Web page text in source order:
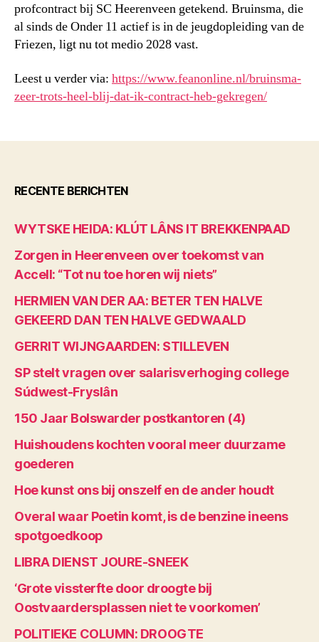
profcontract bij SC Heerenveen getekend. Bruinsma, die
al sinds de Onder 11 actief is in de jeugdopleiding van de
Friezen, ligt nu tot medio 2028 vast.
Leest u verder via: https://www.feanonline.nl/bruinsma-
zeer-trots-heel-blij-dat-ik-contract-heb-gekregen/
RECENTE BERICHTEN
WYTSKE HEIDA: KLÚT LÂNS IT BREKKENPAAD
Zorgen in Heerenveen over toekomst van
Accell: “Tot nu toe horen wij niets”
HERMIEN VAN DER AA: BETER TEN HALVE
GEKEERD DAN TEN HALVE GEDWAALD
GERRIT WIJNGAARDEN: STILLEVEN
SP stelt vragen over salarisverhoging college
Súdwest-Fryslân
150 Jaar Bolswarder postkantoren (4)
Huishoudens kochten vooral meer duurzame
goederen
Hoe kunst ons bij onszelf en de ander houdt
Overal waar Poetin komt, is de benzine ineens
spotgoedkoop
LIBRA DIENST JOURE-SNEEK
‘Grote vissterfte door droogte bij
Oostvaardersplassen niet te voorkomen’
POLITIEKE COLUMN: DROOGTE